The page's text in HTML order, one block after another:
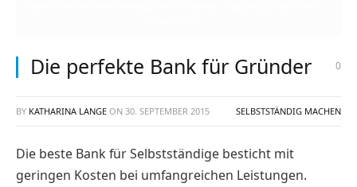
Die perfekte Bank für Gründer 0
BY KATHARINA LANGE ON 30. SEPTEMBER 2015 SELBSTSTÄNDIG MACHEN
Die beste Bank für Selbstständige besticht mit
geringen Kosten bei umfangreichen Leistungen.